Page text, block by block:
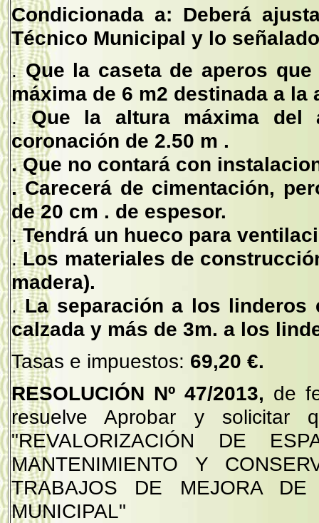
Condicionada a: Deberá
Técnico Municipal y lo
.Que la caseta de aperos
máxima de 6 m2 destinada a la
.Que la altura máxima
coronación de 2.50 m .
. Que no contará con
. Carecerá de cimentación,
de 20 cm . de espesor.
.Tendrá un hueco para
.Los materiales de
madera).
.La separación a los
calzada y más de 3m. a los
Tasas e impuestos: 69,20 €.
RESOLUCIÓN Nº 47/2013, de
resuelve Aprobar y solicitar
"REVALORIZACIÓN DE
MANTENIMIENTO Y
TRABAJOS DE MEJORA
MUNICIPAL"